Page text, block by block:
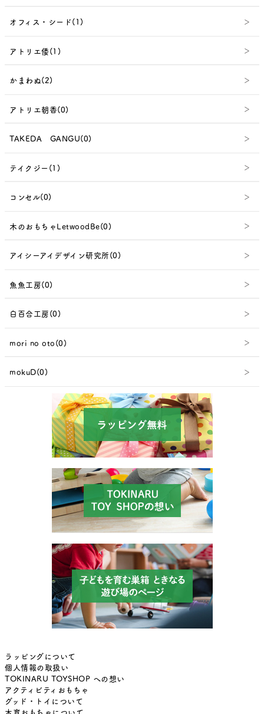
オフィス・シード(1)
アトリエ倭(1)
かまわぬ(2)
アトリエ朝香(0)
TAKEDA GANGU(0)
テイクジー(1)
コンセル(0)
木のおもちゃLetwoodBe(0)
アイシーアイデザイン研究所(0)
魚魚工房(0)
白百合工房(0)
mori no oto(0)
mokuD(0)
ラッピングについて
個人情報の取扱い
TOKINARU TOYSHOP への想い
アクティビティおもちゃ
グッド・トイについて
木育おもちゃについて